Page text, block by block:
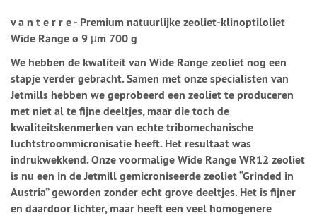
v a n t e r r e - Premium natuurlijke zeoliet-klinoptiloliet
Wide Range ø 9 µm 700 g
We hebben de kwaliteit van Wide Range zeoliet nog een
stapje verder gebracht. Samen met onze specialisten van
Jetmills hebben we geprobeerd een zeoliet te produceren
met niet al te fijne deeltjes, maar die toch de
kwaliteitskenmerken van echte tribomechanische
luchtstroommicronisatie heeft. Het resultaat was
indrukwekkend. Onze voormalige Wide Range WR12 zeoliet
is nu een in de Jetmill gemicroniseerde zeoliet “Grinded in
Austria” geworden zonder echt grove deeltjes. Het is fijner
en daardoor lichter, maar heeft een veel homogenere